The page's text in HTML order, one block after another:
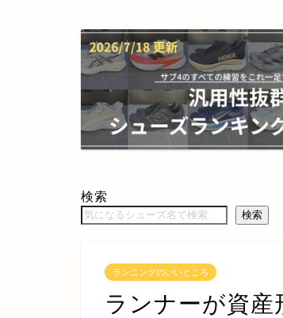
検索
検索
ランニングのいいところ
ランナーが資